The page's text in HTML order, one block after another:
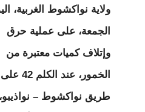
ولاية نواكشوط الغربية،
الجمعة، على عملية حرق
وإتلاف كميات معتبرة من
الخمور، عند الكلم 42 على
طريق نواكشوط – نواذيبو،